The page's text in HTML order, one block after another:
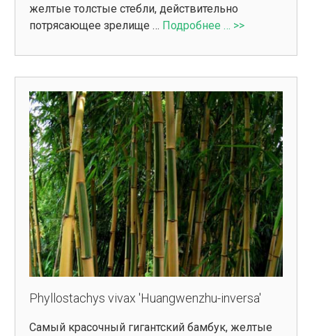
желтые толстые стебли, действительно
потрясающее зрелище … Подробнее … >>
Phyllostachys vivax 'Huangwenzhu-inversa'
Самый красочный гигантский бамбук, желтые